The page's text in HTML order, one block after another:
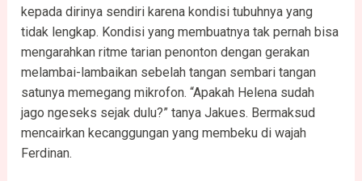
kepada dirinya sendiri karena kondisi tubuhnya yang
tidak lengkap. Kondisi yang membuatnya tak pernah bisa
mengarahkan ritme tarian penonton dengan gerakan
melambai-lambaikan sebelah tangan sembari tangan
satunya memegang mikrofon. “Apakah Helena sudah
jago ngeseks sejak dulu?” tanya Jakues. Bermaksud
mencairkan kecanggungan yang membeku di wajah
Ferdinan.